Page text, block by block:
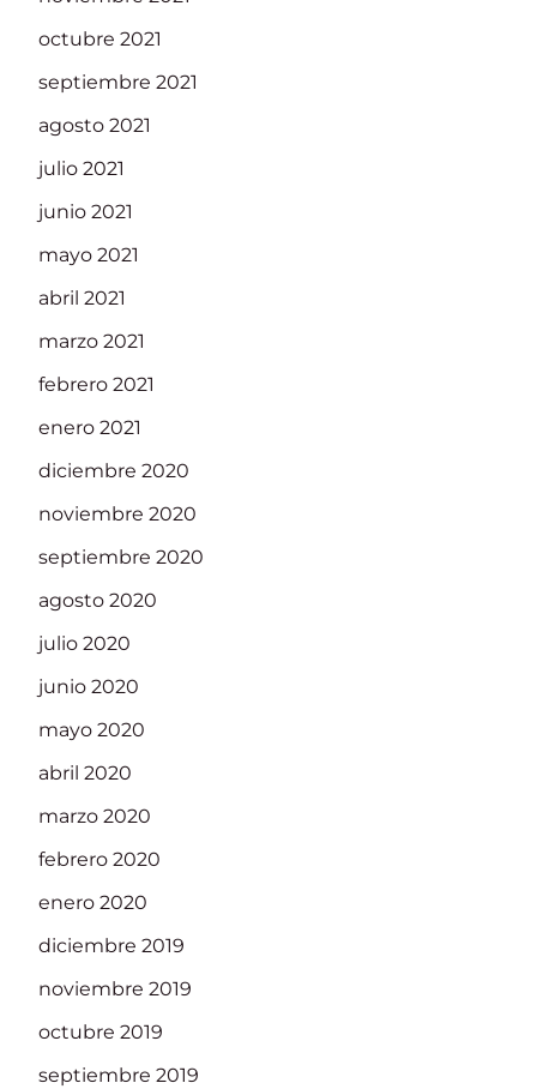
octubre 2021
septiembre 2021
agosto 2021
julio 2021
junio 2021
mayo 2021
abril 2021
marzo 2021
febrero 2021
enero 2021
diciembre 2020
noviembre 2020
septiembre 2020
agosto 2020
julio 2020
junio 2020
mayo 2020
abril 2020
marzo 2020
febrero 2020
enero 2020
diciembre 2019
noviembre 2019
octubre 2019
septiembre 2019